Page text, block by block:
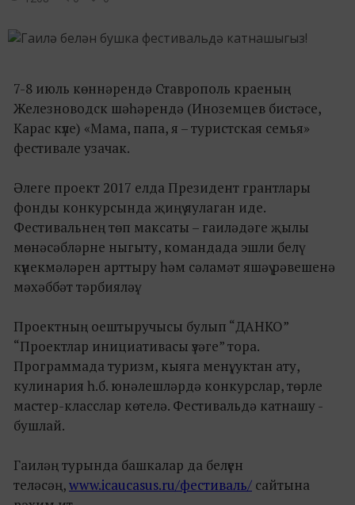
7-8 июль көннәрендә Ставрополь краеның
Железноводск шәһәрендә (Иноземцев бистәсе,
Карас күле) «Мама, папа, я – туристская семья»
фестивале узачак.
Әлеге проект 2017 елда Президент грантлары
фонды конкурсында җиңү яулаган иде.
Фестивальнең төп максаты – гаиләдәге җылы
мөнәсәбләрне ныгыту, командада эшли белү
күнекмәләрен арттыру һәм сәламәт яшәү рәвешенә
мәхәббәт тәрбияләү.
Проектның оештыручысы булып “ДАНКО”
“Проектлар инициативасы үзәге” тора.
Программада туризм, кыяга менү, уктан ату,
кулинария һ.б. юнәлешләрдә конкурслар, төрле
мастер-класслар көтелә. Фестивальдә катнашу -
бушлай.
Гаиләң турында башкалар да белүен
теләсәң,www.icaucasus.ru/фестиваль/ сайтына